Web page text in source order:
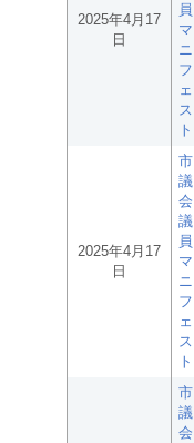
2025年4月17
日
員
マ
ニ
フ
ェ
ス
ト
2025年4月17
日
市
議
会
議
員
マ
ニ
フ
ェ
ス
ト
市
議
会